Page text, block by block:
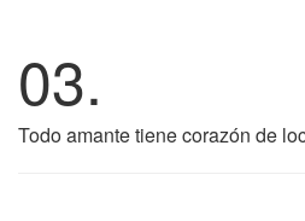
03.
Todo amante tiene corazón de